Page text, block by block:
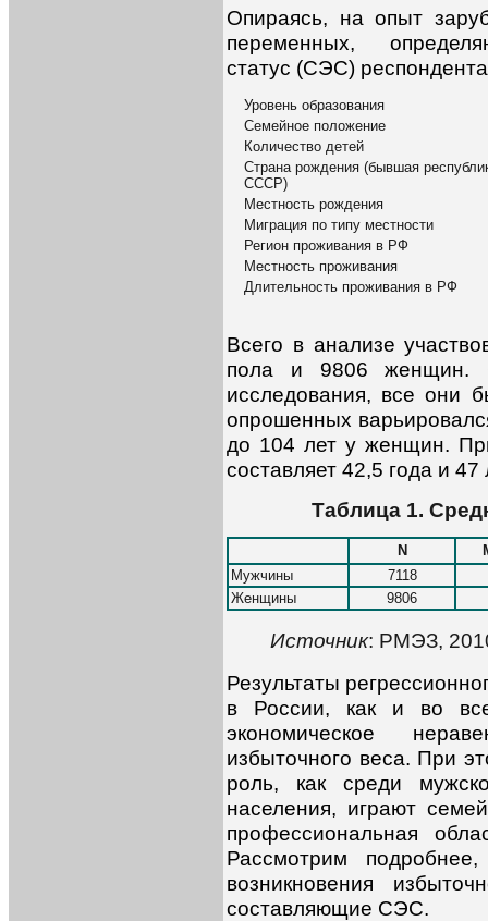
Опираясь, на опыт
переменных,
статус (СЭС)
Уровень образования
Семейное положение
Количество детей
Страна рождения (бывшая
СССР)
Местность рождения
Миграция по типу местности
Регион проживания в РФ
Местность проживания
Длительность проживания в РФ
Всего в анализе
пола и 9806 женщин.
исследования, все они
опрошенных
до 104 лет у женщин.
составляет 42,5 года и
Таблица 1.
N
Мужчины
7118
Женщины
9806
Источник: РМЭЗ,
Результаты
в России, как и во
экономическое
избыточного веса. При
роль, как среди
населения, играют
профессиональная
Рассмотрим
возникновения
составляющие СЭС.